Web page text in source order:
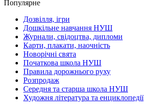
Популярне
Дозвілля, ігри
Дошкільне навчання НУШ
Журнали, свідоцтва, дипломи
Карти, плакати, наочність
Новорічні свята
Початкова школа НУШ
Правила дорожнього руху
Розпродаж
Середня та старша школа НУШ
Художня література та енциклопедії